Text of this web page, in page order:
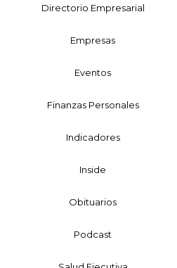
Directorio Empresarial
Empresas
Eventos
Finanzas Personales
Indicadores
Inside
Obituarios
Podcast